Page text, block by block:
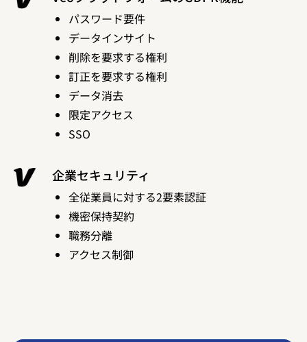
パスワード要件
データインサイト
削除を要求する権利
訂正を要求する権利
データ消去
限定アクセス
SSO
企業セキュリティ
全従業員に対する2要素認証
機密保持契約
職務分離
アクセス制御